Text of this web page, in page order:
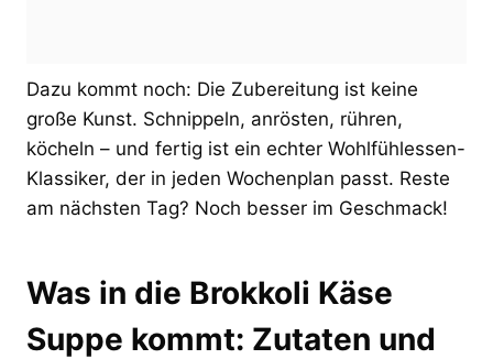
Dazu kommt noch: Die Zubereitung ist keine
große Kunst. Schnippeln, anrösten, rühren,
köcheln – und fertig ist ein echter Wohlfühlessen-
Klassiker, der in jeden Wochenplan passt. Reste
am nächsten Tag? Noch besser im Geschmack!
Was in die Brokkoli Käse
Suppe kommt: Zutaten und